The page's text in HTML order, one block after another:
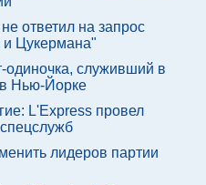
ответил на запрос
Цукермана"
служивший в
в Нью-Йорке
L'Express провел
лидеров партии